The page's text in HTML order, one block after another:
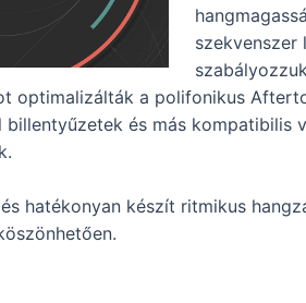
szekvenszer
optimalizálták a polifonikus
billentyűzetek és más kompatibilis
hatékonyan készít ritmikus